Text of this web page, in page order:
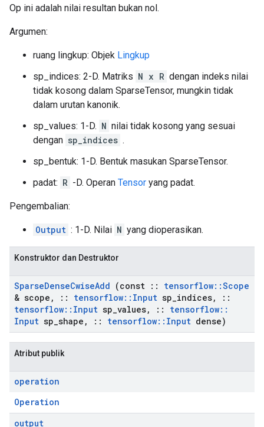
Op ini adalah nilai resultan bukan nol.
Argumen:
ruang lingkup: Objek Lingkup
sp_indices: 2-D. Matriks N x R dengan indeks nilai
tidak kosong dalam SparseTensor, mungkin tidak
dalam urutan kanonik.
sp_values: 1-D. N nilai tidak kosong yang sesuai
dengan sp_indices .
sp_bentuk: 1-D. Bentuk masukan SparseTensor.
padat: R -D. Operan Tensor yang padat.
Pengembalian:
Output : 1-D. Nilai N yang dioperasikan.
Konstruktor dan Destruktor
SparseDenseCwiseAdd (const :: tensorflow::Scope
& scope , :: tensorflow:: Input sp indices,
::
tensorflow:: Input sp values, :: tensorflow::
Input sp shape , :: tensorflow:: Input dense)
Atribut publik
operation
Operation
output